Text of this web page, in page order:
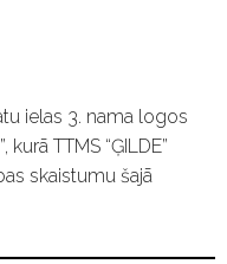
ielas 3. nama logos
TTMS “ĢILDE”
skaistumu šajā